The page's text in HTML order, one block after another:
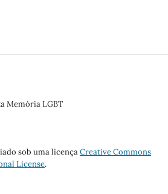
Memória LGBT
sob uma licençaCreative Commons
License.